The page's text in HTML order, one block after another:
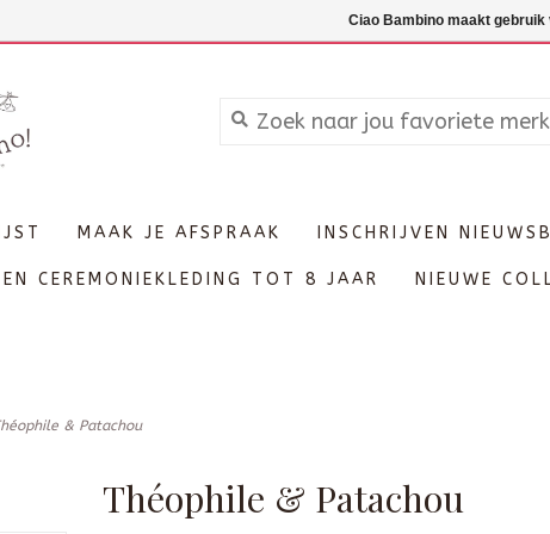
MAAK JE AFSPRAAK INSCHRIJVEN
CEREMONIEKLEDING TOT 8 JAAR NIEUWE
& Patachou
Théophile & Patachou
Ciao Bambino maakt gebruik